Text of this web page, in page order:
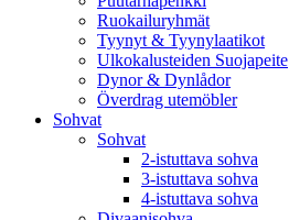
Ruokailuryhmät
Tyynyt & Tyynylaatikot
Ulkokalusteiden Suojapeite
Dynor & Dynlådor
Överdrag utemöbler
Sohvat
Sohvat
2-istuttava sohva
3-istuttava sohva
4-istuttava sohva